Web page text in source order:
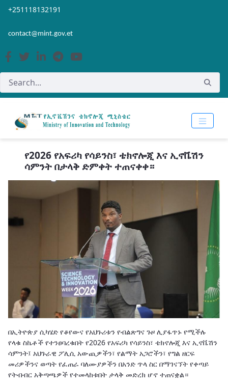
Skip to Main Content
Open Accessibility Menu
+251118132191
contact@mint.gov.et
የ2026 የአፍሪካ የሳይንስ፣ ቴክኖሎጂ እና ኢኖቬሽን
ሳምንት በታላቅ ድምቀት ተጠናቀቀ።
በኢትዮጵያ ሲካሄድ የቆየውና የአህጉሪቱን የብልጽግና ጉዞ ሊያፋጥኑ የሚችሉ
የላቁ ስኬቶች የተንፀባረቁበት የ2026 የአፍሪካ የሳይንስ፣ ቴክኖሎጂ እና ኢኖቬሽን
ሳምንት፤ አህጉራዊ ፖሊሲ አውጪዎችን፣ የልማት አጋሮችን፣ የግል ዘርፍ
መሪዎችንና ወጣት የፈጠራ ባለሙያዎችን በአንድ ጥላ ስር በማገናኘት የቀጣይ
የትብብር አቅጣጫዎች የተመላከቱበት ታላቅ መድረክ ሆኖ ተጠናቋል።